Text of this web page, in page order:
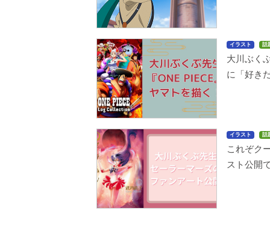
イラスト 話
大川ぶく
に「好き
イラスト 話
これぞク
スト公開